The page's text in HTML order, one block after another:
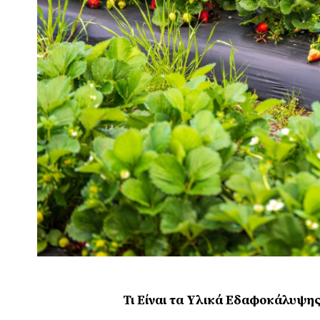
Τι Είναι τα Υλικά